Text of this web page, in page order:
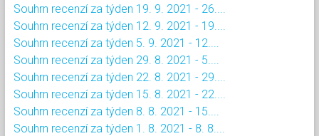
Souhrn recenzí za týden 19. 9. 2021 - 26....
Souhrn recenzí za týden 12. 9. 2021 - 19....
Souhrn recenzí za týden 5. 9. 2021 - 12....
Souhrn recenzí za týden 29. 8. 2021 - 5....
Souhrn recenzí za týden 22. 8. 2021 - 29....
Souhrn recenzí za týden 15. 8. 2021 - 22....
Souhrn recenzí za týden 8. 8. 2021 - 15....
Souhrn recenzí za týden 1. 8. 2021 - 8. 8....